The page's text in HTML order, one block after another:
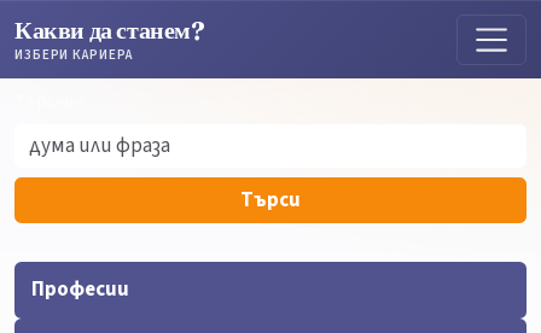
Какви да станем?
ИЗБЕРИ КАРИЕРА
Търси
Професии